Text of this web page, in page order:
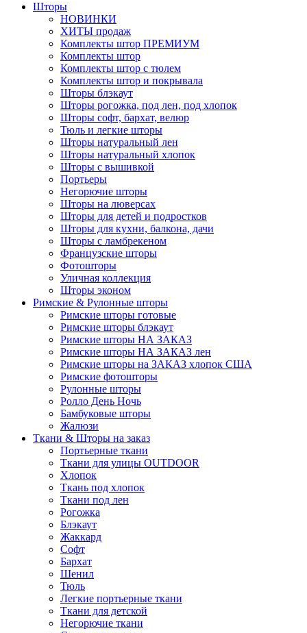
Шторы
НОВИНКИ
ХИТЫ продаж
Комплекты штор ПРЕМИУМ
Комплекты штор
Комплекты штор с тюлем
Комплекты штор и покрывала
Шторы блэкаут
Шторы рогожка, под лен, под хлопок
Шторы софт, бархат, велюр
Тюль и легкие шторы
Шторы натуральный лен
Шторы натуральный хлопок
Шторы с вышивкой
Портьеры
Негорючие шторы
Шторы на люверсах
Шторы для детей и подростков
Шторы для кухни, балкона, дачи
Шторы с ламбрекеном
Французские шторы
Фотошторы
Уличная коллекция
Шторы эконом
Римские & Рулонные шторы
Римские шторы готовые
Римские шторы блэкаут
Римские шторы НА ЗАКАЗ
Римские шторы НА ЗАКАЗ лен
Римские шторы на ЗАКАЗ хлопок США
Римские фотошторы
Рулонные шторы
Ролло День Ночь
Бамбуковые шторы
Жалюзи
Ткани & Шторы на заказ
Портьерные ткани
Ткани для улицы OUTDOOR
Хлопок
Ткань под хлопок
Ткани под лен
Рогожка
Блэкаут
Жаккард
Софт
Бархат
Шенил
Тюль
Легкие портьерные ткани
Ткани для детской
Негорючие ткани